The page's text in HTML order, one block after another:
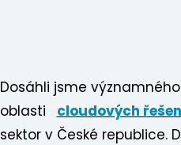
Dosáhli jsme
oblasti
cloudových
sektor v České republice.